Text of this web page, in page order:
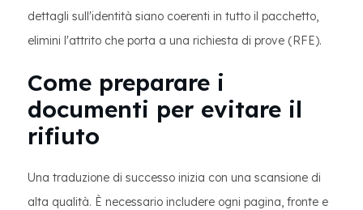
dettagli sull'identità siano coerenti in tutto il pacchetto,
elimini l'attrito che porta a una richiesta di prove (RFE).
Come preparare i
documenti per evitare il
rifiuto
Una traduzione di successo inizia con una scansione di
alta qualità. È necessario includere ogni pagina, fronte e